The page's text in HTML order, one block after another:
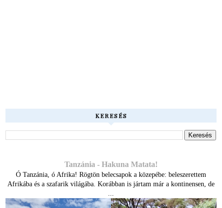
KERESÉS
Tanzánia - Hakuna Matata!
Ó Tanzánia, ó Afrika! Rögtön belecsapok a közepébe: beleszerettem
Afrikába és a szafarik világába. Korábban is jártam már a kontinensen, de
...